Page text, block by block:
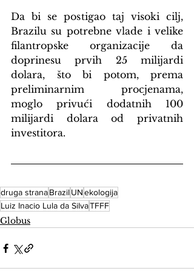
Da bi se postigao taj visoki cilj,
Brazilu su potrebne vlade i velike
filantropske organizacije da
doprinesu prvih 25 milijardi
dolara, što bi potom, prema
preliminarnim procjenama,
moglo privući dodatnih 100
milijardi dolara od privatnih
investitora.
druga stranaBrazilUNekologija
Luiz Inacio Lula da SilvaTFFF
Globus